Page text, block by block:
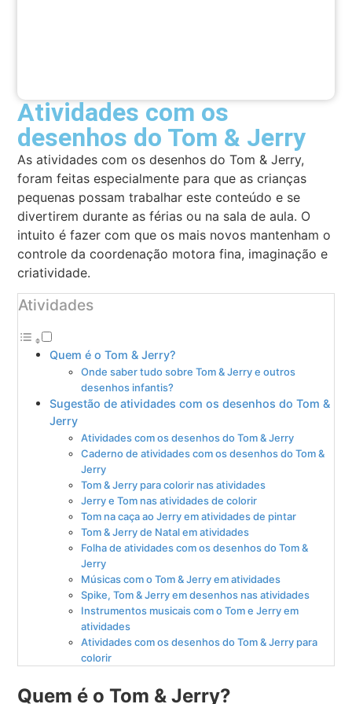
Atividades com os
desenhos do Tom & Jerry
As atividades com os desenhos do Tom & Jerry,
foram feitas especialmente para que as crianças
pequenas possam trabalhar este conteúdo e se
divertirem durante as férias ou na sala de aula. O
intuito é fazer com que os mais novos mantenham o
controle da coordenação motora fina, imaginação e
criatividade.
Atividades
Quem é o Tom & Jerry?
Onde saber tudo sobre Tom & Jerry e outros
desenhos infantis?
Sugestão de atividades com os desenhos do Tom &
Jerry
Atividades com os desenhos do Tom & Jerry
Caderno de atividades com os desenhos do Tom &
Jerry
Tom & Jerry para colorir nas atividades
Jerry e Tom nas atividades de colorir
Tom na caça ao Jerry em atividades de pintar
Tom & Jerry de Natal em atividades
Folha de atividades com os desenhos do Tom &
Jerry
Músicas com o Tom & Jerry em atividades
Spike, Tom & Jerry em desenhos nas atividades
Instrumentos musicais com o Tom e Jerry em
atividades
Atividades com os desenhos do Tom & Jerry para
colorir
Quem é o Tom & Jerry?